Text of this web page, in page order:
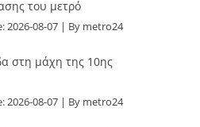
του μετρό
2026-08-07 By metro24
στη μάχη της 10ης
2026-08-07 By metro24